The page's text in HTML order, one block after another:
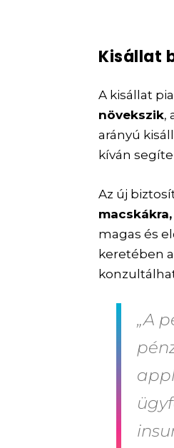
Kisállat
A kisállat
növekszik,
arányú
kíván
Az új
magas és
keretében
„A